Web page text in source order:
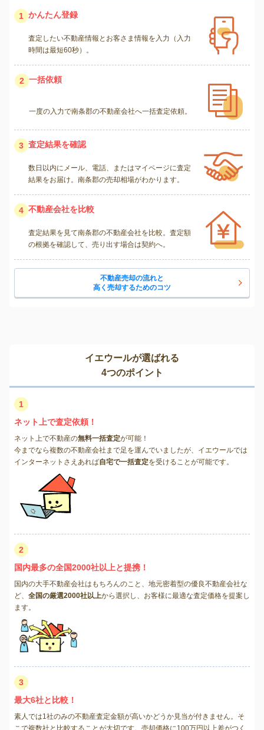
1 かんたん登録
査定したい不動産情報とお客さま情報を入力（入力
時間は最短60秒）。
2 一括依頼
一度の入力で南条郡の不動産会社へ一括査定依頼。
3 査定結果を確認
数日以内にメール、電話、またはマイページに査定
結果をお届け。南条郡の売却相場がわかります。
4 不動産会社を比較
査定結果を見て南条郡の不動産会社を比較。査定額
の根拠を確認して、売り出す場合は契約へ。
不動産売却の流れと
高く売却するためのコツ
イエウールが選ばれる
4つのポイント
1
ネット上で査定依頼！
ネット上で不動産の無料一括査定が可能！
今までなら複数の不動産会社まで足を運んでいましたが、イエウールでは
インターネットさえあれば自宅で一括査定を受けることが可能です。
2
国内最多の全国2000社以上と提携！
国内の大手不動産会社はもちろんのこと、地元密着型の優良不動産会社な
ど、 全国の厳選2000社以上から選択し、お客様に最適な査定価格を提案し
ます。
3
最大6社と比較！
素人では1社のみの不動産査定金額が高いかどうか見当が付きません。そ
こで複数社と比較することが大切です。売却価格に100万円以上差がつく